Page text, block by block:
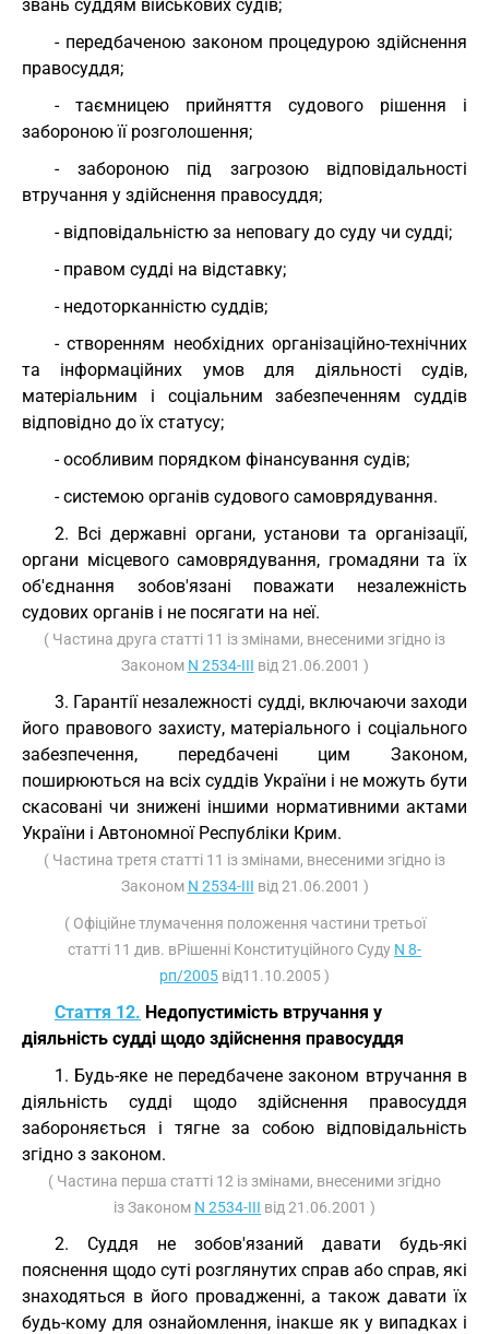
звань суддям військових судів;
- передбаченою законом процедурою здійснення
правосуддя;
- таємницею прийняття судового рішення і
забороною її розголошення;
- забороною під загрозою відповідальності
втручання у здійснення правосуддя;
- відповідальністю за неповагу до суду чи судді;
- правом судді на відставку;
- недоторканністю суддів;
- створенням необхідних організаційно-технічних
та інформаційних умов для діяльності судів,
матеріальним і соціальним забезпеченням суддів
відповідно до їх статусу;
- особливим порядком фінансування судів;
- системою органів судового самоврядування.
2. Всі державні органи, установи та організації,
органи місцевого самоврядування, громадяни та їх
об'єднання зобов'язані поважати незалежність
судових органів і не посягати на неї.
( Частина друга статті 11 із змінами, внесеними згідно із
Законом N 2534-III від 21.06.2001 )
3. Гарантії незалежності судді, включаючи заходи
його правового захисту, матеріального і соціального
забезпечення, передбачені цим Законом,
поширюються на всіх суддів України і не можуть бути
скасовані чи знижені іншими нормативними актами
України і Автономної Республіки Крим.
( Частина третя статті 11 із змінами, внесеними згідно із
Законом N 2534-III від 21.06.2001 )
( Офіційне тлумачення положення частини третьої
статті 11 див. вРішенні Конституційного Суду N 8-
рп/2005 від11.10.2005 )
Стаття 12. Недопустимість втручання у
діяльність судді щодо здійснення правосуддя
1. Будь-яке не передбачене законом втручання в
діяльність судді щодо здійснення правосуддя
забороняється і тягне за собою відповідальність
згідно з законом.
( Частина перша статті 12 із змінами, внесеними згідно
із Законом N 2534-III від 21.06.2001 )
2. Суддя не зобов'язаний давати будь-які
пояснення щодо суті розглянутих справ або справ, які
знаходяться в його провадженні, а також давати їх
будь-кому для ознайомлення, інакше як у випадках і